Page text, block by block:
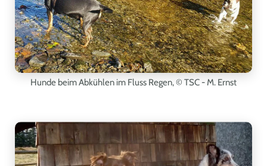
Hunde beim Abkühlen im Fluss Regen,© TSC - M. Ernst